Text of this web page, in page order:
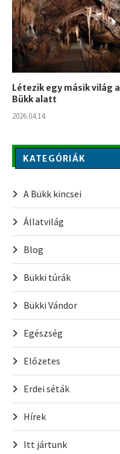
Létezik egy másik világ a
Bükk alatt
2026.04.14.
KATEGÓRIÁK
A Bükk kincsei
Állatvilág
Blog
Bükki túrák
Bükki Vándor
Egészség
Előzetes
Erdei séták
Hírek
Itt jártunk